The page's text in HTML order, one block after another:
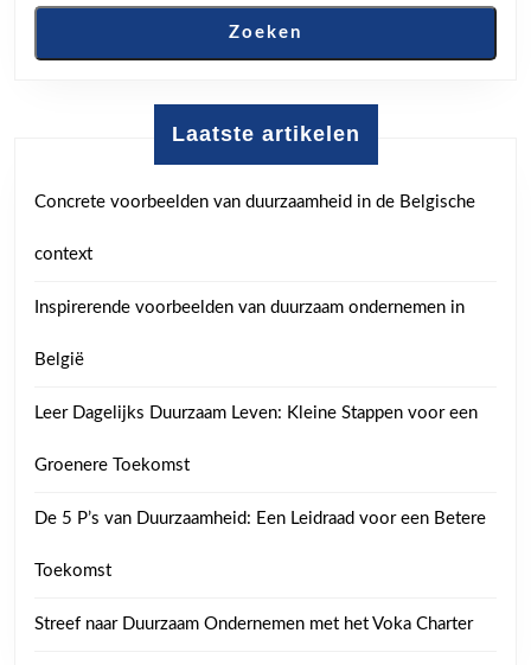
Zoeken
Laatste artikelen
Concrete voorbeelden van duurzaamheid in de Belgische
context
Inspirerende voorbeelden van duurzaam ondernemen in
België
Leer Dagelijks Duurzaam Leven: Kleine Stappen voor een
Groenere Toekomst
De 5 P’s van Duurzaamheid: Een Leidraad voor een Betere
Toekomst
Streef naar Duurzaam Ondernemen met het Voka Charter